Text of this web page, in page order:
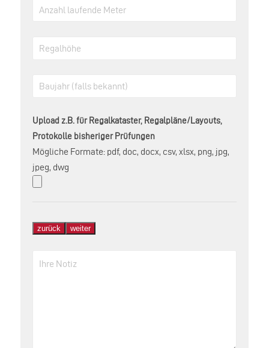
Upload z.B. für Regalkataster, Regalpläne/Layouts,
Protokolle bisheriger Prüfungen
Mögliche Formate: pdf, doc, docx, csv, xlsx, png, jpg,
jpeg, dwg
zurück weiter